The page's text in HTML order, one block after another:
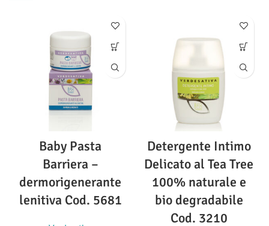
Baby Pasta
Barriera –
dermorigenerante
lenitiva Cod. 5681
Detergente Intimo
Delicato al Tea Tree
100% naturale e
bio degradabile
Cod. 3210